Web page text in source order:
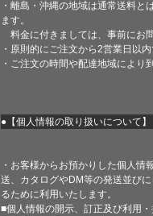
・離島・沖縄の地域は通常送料と
ます。
料金に付きましては、事前にお
・原則的にご注文から2営業日以
・ご注文の時間や配達地域により
●【個人情報の取り扱いについて】
・お客様からお預かりした個人情
送、カタログやDM等の発送並び
るために利用いたします。
■個人情報の開示、訂正及び利用